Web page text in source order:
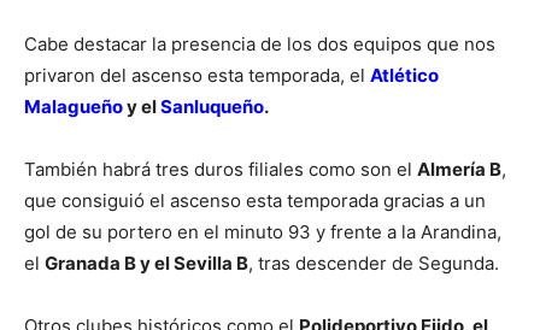
Cabe destacar la presencia de los dos equipos que nos
privaron del ascenso esta temporada, el Atlético
Malagueñoy elSanluqueño.
También habrá tres duros filiales como son el Almería B,
que consiguió el ascenso esta temporada gracias a un
gol de su portero en el minuto 93 y frente a la Arandina,
el Granada B y el Sevilla B, tras descender de Segunda.
Otros clubes históricos como el Polideportivo Ejido, el